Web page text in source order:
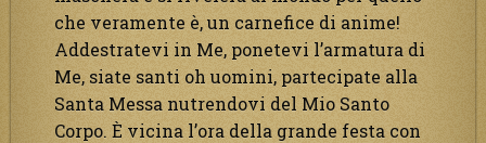
che veramente è, un carnefice di anime!
Addestratevi in Me, ponetevi l’armatura di
Me, siate santi oh uomini, partecipate alla
Santa Messa nutrendovi del Mio Santo
Corpo. È vicina l’ora della grande festa con